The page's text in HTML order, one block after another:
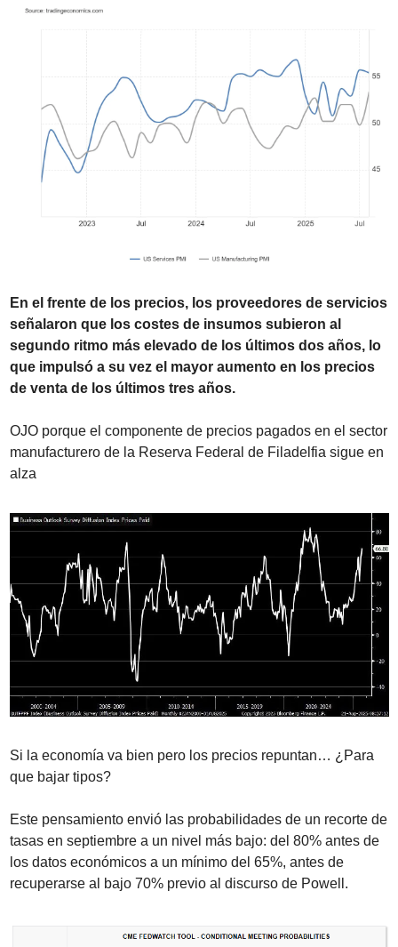
En el frente de los precios, los proveedores de servicios
señalaron que los costes de insumos subieron al
segundo ritmo más elevado de los últimos dos años, lo
que impulsó a su vez el mayor aumento en los precios
de venta de los últimos tres años.
OJO porque el componente de precios pagados en el sector
manufacturero de la Reserva Federal de Filadelfia sigue en
alza
Si la economía va bien pero los precios repuntan… ¿Para
que bajar tipos?
Este pensamiento envió las probabilidades de un recorte de
tasas en septiembre a un nivel más bajo: del 80% antes de
los datos económicos a un mínimo del 65%, antes de
recuperarse al bajo 70% previo al discurso de Powell.